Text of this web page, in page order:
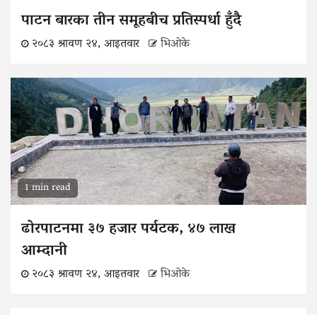
पाटन बारका तीन समूहबीच प्रतिस्पर्धा हुँदै
२०८३ श्रावण २४, आइतवार भिओके
1 min read
ढोरपाटनमा ३७ हजार पर्यटक, ४७ लाख
आम्दानी
२०८३ श्रावण २४, आइतवार भिओके